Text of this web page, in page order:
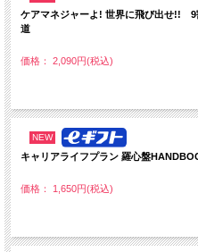
ケアマネジャーよ! 世界に飛び出せ!! 9
道
価格： 2,090円(税込)
NEW
キャリアライフプラン 羅心盤
価格： 1,650円(税込)